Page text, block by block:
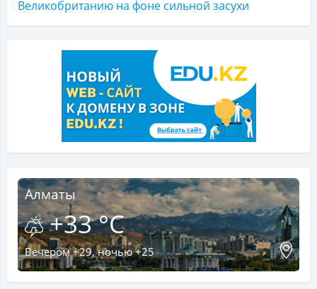
Великобританию на фоне сильной засухи
Алматы
+33 °C
Вечером +29, ночью +25